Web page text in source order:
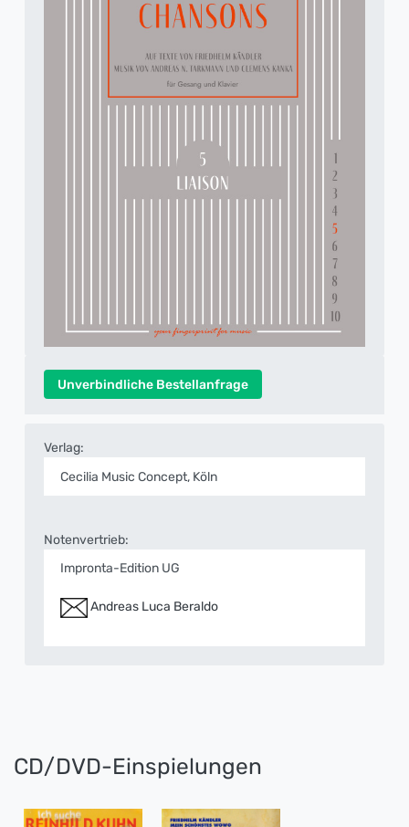
Unverbindliche Bestellanfrage
Verlag:
Cecilia Music Concept, Köln
Notenvertrieb:
Impronta-Edition UG
Andreas Luca Beraldo
CD/DVD-Einspielungen